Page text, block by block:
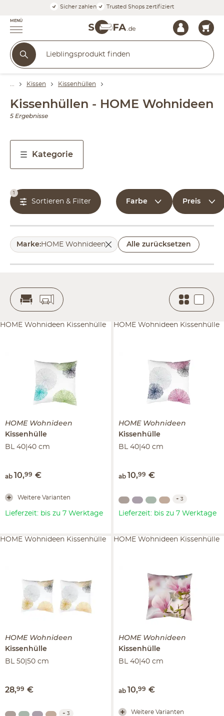
Sicher zahlen Trusted Shops zertifiziert
MENÜ
Kissen Kissenhüllen
Kissenhüllen - HOME Wohnideen
5 Ergebnisse
Kategorie
1
Sortieren & Filter Farbe Preis
Marke:HOME Wohnideen Alle zurücksetzen
HOME Wohnideen
Kissenhülle
BL 40|40 cm
ab 10,99 €
HOME Wohnideen Kissenhülle
Weitere Varianten
Lieferzeit: bis zu 7 Werktage
HOME Wohnideen
Kissenhülle
BL 40|40 cm
ab 10,99 €
HOME Wohnideen Kissenhülle
+ 3
Lieferzeit: bis zu 7 Werktage
HOME Wohnideen
Kissenhülle
BL 50|50 cm
28,99 €
HOME Wohnideen Kissenhülle
+ 3
HOME Wohnideen
Kissenhülle
BL 40|40 cm
ab 10,99 €
HOME Wohnideen Kissenhülle
Weitere Varianten